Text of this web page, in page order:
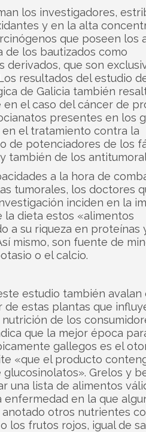
los investigadores,
y en la alta
que poseen los
de los bautizados como
derivados, que son
resultados del estudio
de Galicia también
en el caso del cáncer de
presentes en los
en el tratamiento contra la
de potenciadores de los
también de los
a la hora de
tumorales, los doctores
inciden en la
la dieta estos «alimentos
a su riqueza en proteínas
mismo, son fuente de
o el calcio.
estudio también avalan
de estas plantas que
de los
que la mejor época
gallegos es el
«que el producto
Grelos y
una lista de alimentos
en la que
otros nutrientes
los frutos rojos, igual de